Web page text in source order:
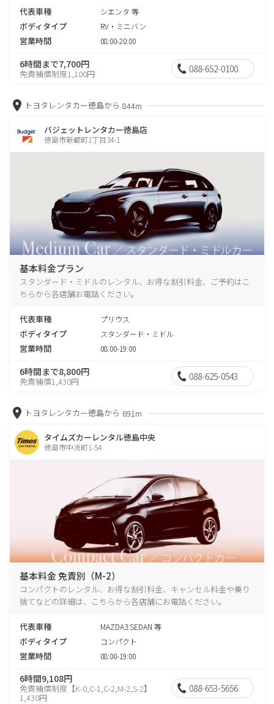
代表車種 シエンタ 等
ボディタイプ RV・ミニバン
営業時間 08:00-20:00
6時間まで7,700円
免責補償制度1,100円 088-652-0100
トヨタレンタカー徳島から 844m
バジェットレンタカー徳島店
徳島市新蔵町1丁目34-1
基本料金プラン
スタンダード・ミドルのレンタル、お得な割引料金、ご予約はこ
ちらから各店舗お電話ください。
代表車種 プリウス
ボディタイプ スタンダード・ミドル
営業時間 08:00-19:00
6時間まで8,800円
免責補償1,430円 088-625-0543
トヨタレンタカー徳島から 691m
タイムズカーレンタル徳島中央
徳島市中洲町1-54
基本料金 免責別（M-2）
コンパクトのレンタル、お得な割引料金、キャンセル料金や乗り
捨てなどの詳細は、こちらから各店舗にお電話ください。
代表車種 MAZDA3 SEDAN 等
ボディタイプ コンパクト
営業時間 08:00-19:00
6時間9,108円
免責補償制度【K-0,C-1,C-2,M-2,S-2】
1,430円
088-653-5656